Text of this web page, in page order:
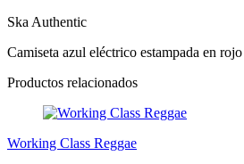
Ska Authentic
Camiseta azul eléctrico estampada en
Productos relacionados
Working Class Reggae